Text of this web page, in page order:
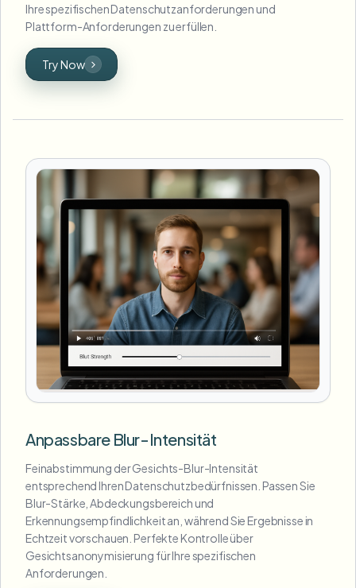
Ihre spezifischen Datenschutzanforderungen und
Plattform-Anforderungen zu erfüllen.
Try Now
Anpassbare Blur-Intensität
Feinabstimmung der Gesichts-Blur-Intensität
entsprechend Ihren Datenschutzbedürfnissen. Passen Sie
Blur-Stärke, Abdeckungsbereich und
Erkennungsempfindlichkeit an, während Sie Ergebnisse in
Echtzeit vorschauen. Perfekte Kontrolle über
Gesichtsanonymisierung für Ihre spezifischen
Anforderungen.